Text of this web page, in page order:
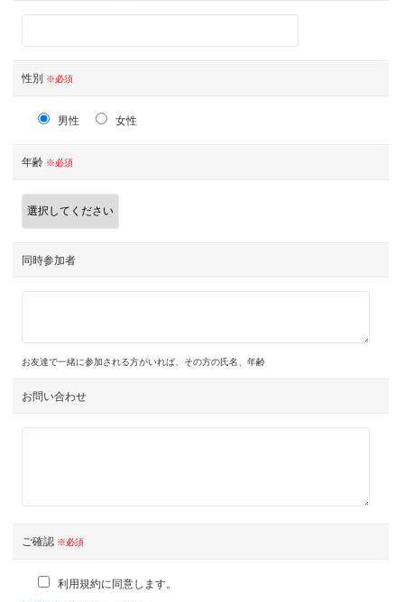
性別 ※必須
男性 女性
年齢 ※必須
同時参加者
お友達で一緒に参加される方がいれば、その方の氏名、年齢
お問い合わせ
ご確認 ※必須
利用規約に同意します。